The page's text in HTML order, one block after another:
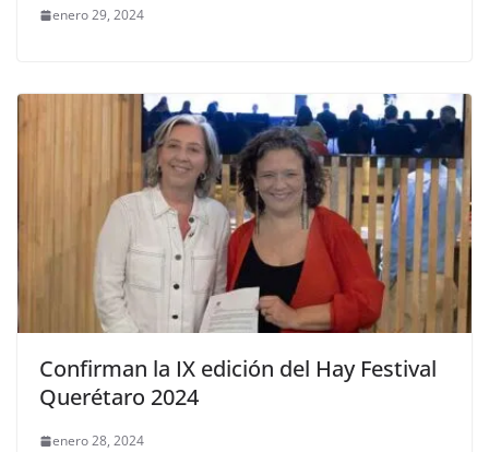
enero 29, 2024
Confirman la IX edición del Hay Festival
Querétaro 2024
enero 28, 2024